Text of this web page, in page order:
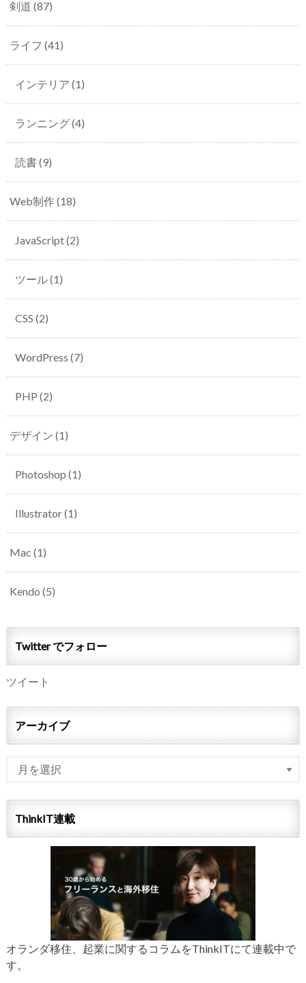
剣道 (87)
ライフ (41)
インテリア (1)
ランニング(4)
読書(9)
Web制作(18)
JavaScript(2)
ツール(1)
CSS (2)
WordPress (7)
PHP (2)
デザイン (1)
Photoshop (1)
Illustrator(1)
Mac (1)
Kendo (5)
Twitter でフォロー
ツイート
アーカイブ
ThinkIT連載
オランダ移住、起業に関するコラムをThinkITにて連載中で
す。